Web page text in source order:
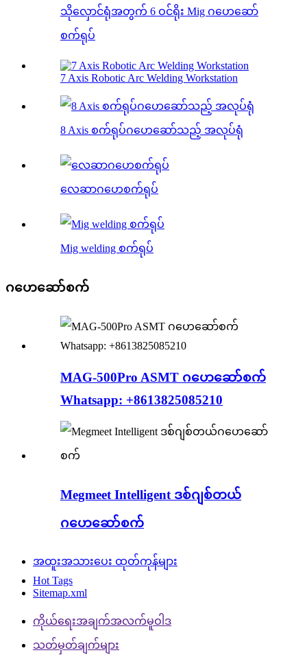
သိုလှောင်ရုံအတွက် 6 ဝင်ရိုး Mig ဂဟေဆော်
စက်ရုပ်
7 Axis Robotic Arc Welding Workstation
8 Axis စက်ရုပ်ဂဟေဆော်သည့် အလုပ်ရုံ
လေဆာဂဟေစက်ရုပ်
Mig welding စက်ရုပ်
ဂဟေဆော်စက်
MAG-500Pro ASMT ဂဟေဆော်စက်
Whatsapp: +8613825085210
Megmeet Intelligent ဒစ်ဂျစ်တယ်
ဂဟေဆော်စက်
အထူးအသားပေး ထုတ်ကုန်များ
Hot Tags
Sitemap.xml
ကိုယ်ရေးအချက်အလက်မူဝါဒ
သတ်မှတ်ချက်များ